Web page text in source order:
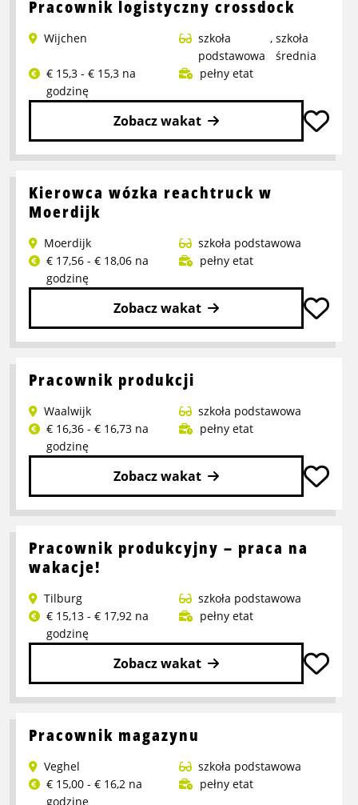
Pracownik logistyczny crossdock
Wijchen
szkoła
podstawowa
, szkoła
średnia
€ 15,3 - € 15,3 na
godzinę
pełny etat
Zobacz wakat
Przeczytaj
o
Pracownik
logistyczny
crossdock
Kierowca wózka reachtruck w
Moerdijk
Moerdijk
szkoła podstawowa
€ 17,56 - € 18,06 na
godzinę
pełny etat
Zobacz wakat
Przeczytaj
o
wózka
reachtruck
w
Pracownik produkcji
Waalwijk
szkoła podstawowa
€ 16,36 - € 16,73 na
godzinę
pełny etat
Zobacz wakat
Przeczytaj
o
Pracownik
produkcji
Pracownik produkcyjny – praca na
wakacje!
Tilburg
szkoła podstawowa
€ 15,13 - € 17,92 na
godzinę
pełny etat
Zobacz wakat
Przeczytaj
o
produkcyjny
–
Pracownik magazynu
Veghel
szkoła podstawowa
€ 15,00 - € 16,2 na
godzinę
pełny etat